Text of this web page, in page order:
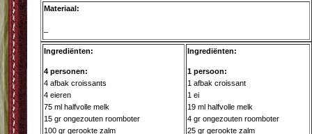
Materiaal:
–
Ingrediënten:
4 personen:
4 afbak croissants
4 eieren
75 ml halfvolle melk
15 gr ongezouten roomboter
100 gr gerookte zalm
Ingrediënten:
1 persoon:
1 afbak croissant
1 ei
19 ml halfvolle melk
4 gr ongezouten roomboter
25 gr gerookte zalm